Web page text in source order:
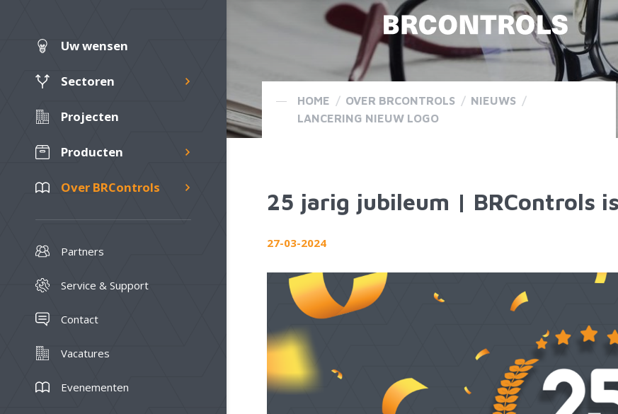
HOME / OVER BRCONTROLS / NIEUWS /
LANCERING NIEUW LOGO
25 jarig jubileum | BRControls
27-03-2024
Uw wensen
Sectoren
Projecten
Producten
Over BRControls
Partners
Service & Support
Contact
Vacatures
Evenementen